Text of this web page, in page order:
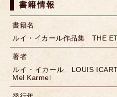
書籍情報
書籍名
ルイ・イカール作品集 THE
著者
ルイ・イカール LOUIS
Mel Karmel